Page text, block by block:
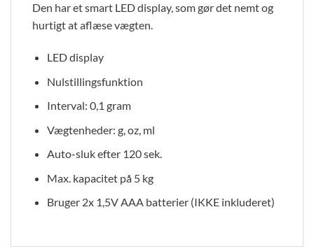
Den har et smart LED display, som gør det nemt og
hurtigt at aflæse vægten.
LED display
Nulstillingsfunktion
Interval: 0,1 gram
Vægtenheder: g, oz, ml
Auto-sluk efter 120 sek.
Max. kapacitet på 5 kg
Bruger 2x 1,5V AAA batterier (IKKE inkluderet)